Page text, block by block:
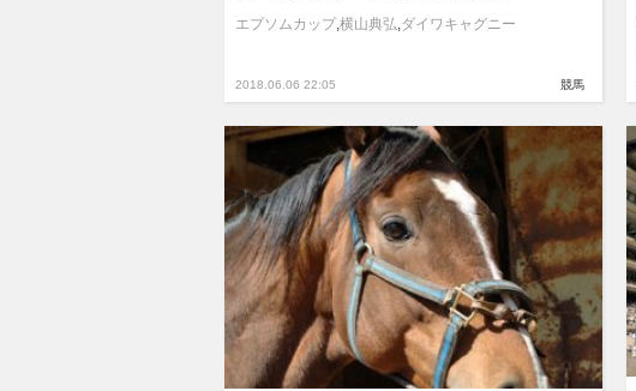
2018.06.06 22:05
エプソムカップ,横山典弘,ダイワキャグニー
競馬